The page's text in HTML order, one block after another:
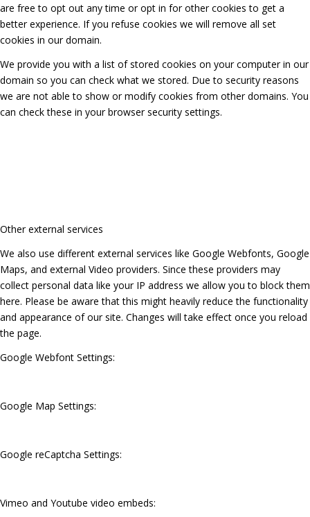
are free to opt out any time or opt in for other cookies to get a
better experience. If you refuse cookies we will remove all set
cookies in our domain.
We provide you with a list of stored cookies on your computer in our
domain so you can check what we stored. Due to security reasons
we are not able to show or modify cookies from other domains. You
can check these in your browser security settings.
Other external services
We also use different external services like Google Webfonts, Google
Maps, and external Video providers. Since these providers may
collect personal data like your IP address we allow you to block them
here. Please be aware that this might heavily reduce the functionality
and appearance of our site. Changes will take effect once you reload
the page.
Google Webfont Settings:
Google Map Settings:
Google reCaptcha Settings:
Vimeo and Youtube video embeds: